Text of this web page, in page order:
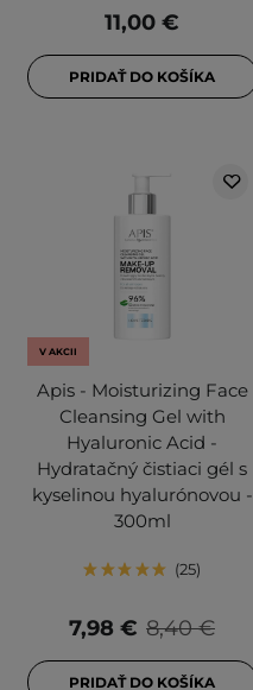
11,00 €
PRIDAŤ DO KOŠÍKA
V AKCII
Apis - Moisturizing Face
Cleansing Gel with
Hyaluronic Acid -
Hydratačný čistiaci gél s
kyselinou hyalurónovou -
300ml
25
8,40 €
7,98 €
PRIDAŤ DO KOŠÍKA